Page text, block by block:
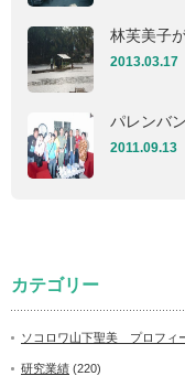
林芙美子
2013.03.17
パレンバ
2011.09.13
カテゴリー
ソコロワ山下聖美 プロフィ
研究業績 (220)